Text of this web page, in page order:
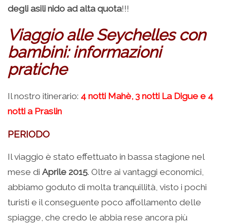
degli asili nido ad alta quota!!!
Viaggio alle Seychelles con
bambini: informazioni
pratiche
Il nostro itinerario: 4 notti Mahè, 3 notti La Digue e 4
notti a Praslin
PERIODO
Il viaggio è stato effettuato in bassa stagione nel
mese di Aprile 2015. Oltre ai vantaggi economici,
abbiamo goduto di molta tranquillità, visto i pochi
turisti e il conseguente poco affollamento delle
spiagge, che credo le abbia rese ancora più